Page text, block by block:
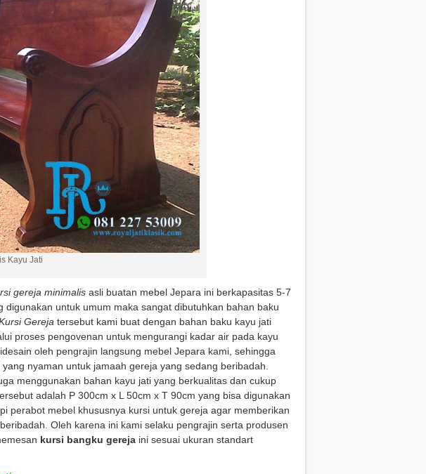
Kayu Jati
gereja minimalis asli buatan mebel Jepara ini berkapasitas 5-7
untuk umum maka sangat dibutuhkan bahan baku
Gereja tersebut kami buat dengan bahan baku kayu jati
proses pengovenan untuk mengurangi kadar air pada kayu
oleh pengrajin langsung mebel Jepara kami, sehingga
nyaman untuk jamaah gereja yang sedang beribadah.
menggunakan bahan kayu jati yang berkualitas dan cukup
adalah P 300cm x L 50cm x T 90cm yang bisa digunakan
perabot mebel khususnya kursi untuk gereja agar memberikan
Oleh karena ini kami selaku pengrajin serta produsen
kursi bangku gereja ini sesuai ukuran standart